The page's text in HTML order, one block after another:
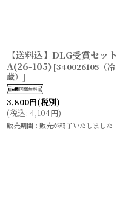
【送料込】DLG受賞セット
A(26-105) [340026105（冷
蔵） ]
3,800円(税別)
(税込: 4,104円)
販売期間 : 販売が終了いたしました